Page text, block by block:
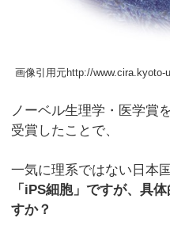
画像引用元http://www.cira.kyoto-
ノーベル生理学・医学賞
受賞したことで、
一気に理系ではない日本
「iPS細胞」ですが、具
すか？